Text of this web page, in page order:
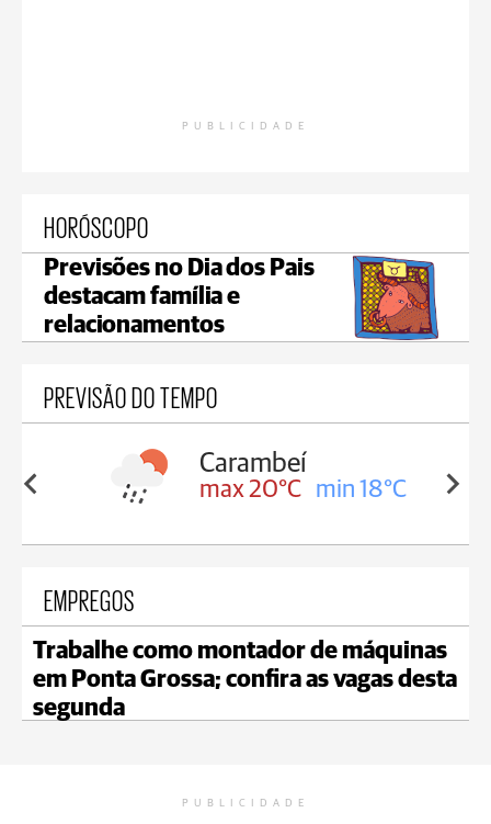
PUBLICIDADE
HORÓSCOPO
Previsões no Dia dos Pais
destacam família e
relacionamentos
PREVISÃO DO TEMPO
18°C
Carambeí
max 20°C min 18°C
EMPREGOS
Trabalhe como montador de máquinas
em Ponta Grossa; confira as vagas desta
segunda
PUBLICIDADE